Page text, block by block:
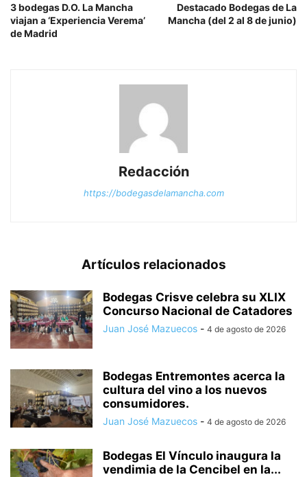
3 bodegas D.O. La Mancha
viajan a ‘Experiencia Verema’
de Madrid
Destacado Bodegas de La
Mancha (del 2 al 8 de junio)
Redacción
https://bodegasdelamancha.com
Artículos relacionados
Bodegas Crisve celebra su XLIX
Concurso Nacional de Catadores
Juan José Mazuecos - 4 de agosto de 2026
Bodegas Entremontes acerca la
cultura del vino a los nuevos
consumidores.
Juan José Mazuecos - 4 de agosto de 2026
Bodegas El Vínculo inaugura la
vendimia de la Cencibel en la...